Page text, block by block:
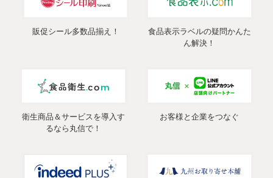
販促シール多数品揃え！
食品表示ラベルの疑問かんた
ん解決！
衛生商品＆サービスを導入す
るなら丸信で！
お客様と企業をつなぐ